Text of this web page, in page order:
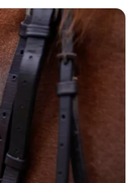
Toute la billetterie